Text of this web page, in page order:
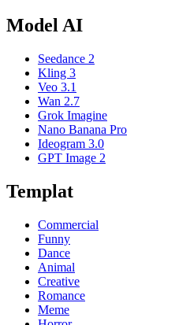
Model AI
Seedance 2
Kling 3
Veo 3.1
Wan 2.7
Grok Imagine
Nano Banana Pro
Ideogram 3.0
GPT Image 2
Templat
Commercial
Funny
Dance
Animal
Creative
Romance
Meme